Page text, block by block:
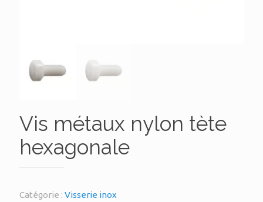
Vis métaux nylon tète
hexagonale
Catégorie : Visserie inox